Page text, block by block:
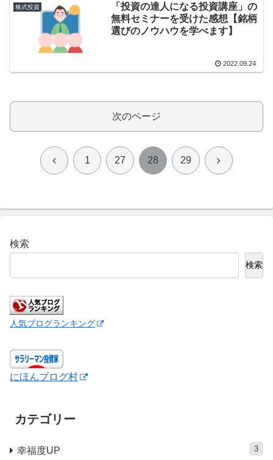
株式投資
「投資の達人になる投資講座」の
無料セミナーを受けた感想【銘柄
選びのノウハウを学べます】
2022.09.24
次のページ
前 1 27 28 29 次
検索
検索
人気ブログランキング
にほんブログ村
カテゴリー
幸福度UP 3